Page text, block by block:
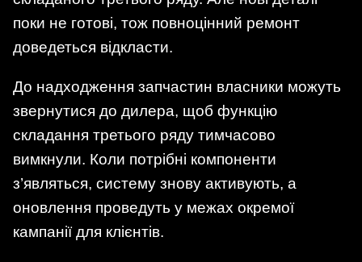
поки не готові, тож повноцінний ремонт
доведеться відкласти.
До надходження запчастин власники можуть
звернутися до дилера, щоб функцію
складання третього ряду тимчасово
вимкнули. Коли потрібні компоненти
з’являться, систему знову активують, а
оновлення проведуть у межах окремої
кампанії для клієнтів.